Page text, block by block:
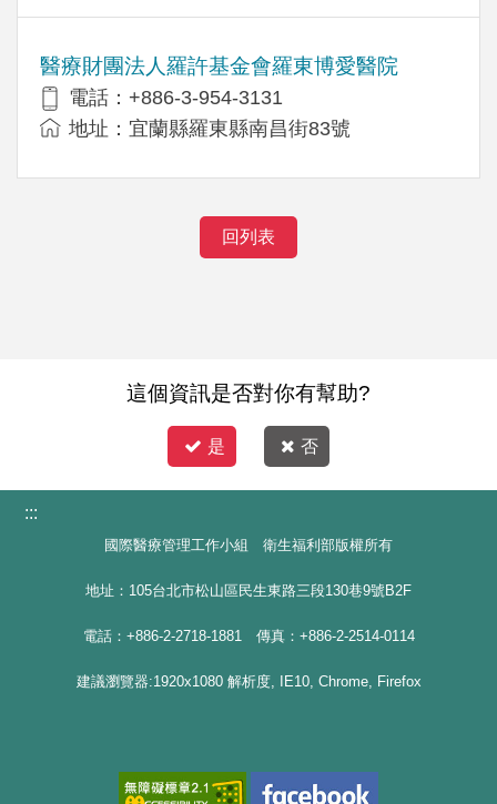
醫療財團法人羅許基金會羅東博愛醫院
電話：+886-3-954-3131
地址：宜蘭縣羅東縣南昌街83號
回列表
這個資訊是否對你有幫助?
是 否
:::
國際醫療管理工作小組 衛生福利部版權所有
地址：105台北市松山區民生東路三段130巷9號B2F
電話：+886-2-2718-1881 傳真：+886-2-2514-0114
建議瀏覽器:1920x1080 解析度, IE10, Chrome, Firefox